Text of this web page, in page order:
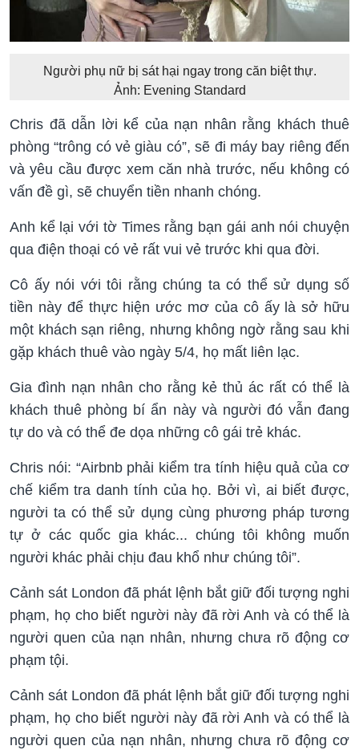
Người phụ nữ bị sát hại ngay trong căn biệt thự.
Ảnh: Evening Standard
Chris đã dẫn lời kể của nạn nhân rằng khách thuê
phòng “trông có vẻ giàu có”, sẽ đi máy bay riêng đến
và yêu cầu được xem căn nhà trước, nếu không có
vấn đề gì, sẽ chuyển tiền nhanh chóng.
Anh kể lại với tờ Times rằng bạn gái anh nói chuyện
qua điện thoại có vẻ rất vui vẻ trước khi qua đời.
Cô ấy nói với tôi rằng chúng ta có thể sử dụng số
tiền này để thực hiện ước mơ của cô ấy là sở hữu
một khách sạn riêng, nhưng không ngờ rằng sau khi
gặp khách thuê vào ngày 5/4, họ mất liên lạc.
Gia đình nạn nhân cho rằng kẻ thủ ác rất có thể là
khách thuê phòng bí ẩn này và người đó vẫn đang
tự do và có thể đe dọa những cô gái trẻ khác.
Chris nói: “Airbnb phải kiểm tra tính hiệu quả của cơ
chế kiểm tra danh tính của họ. Bởi vì, ai biết được,
người ta có thể sử dụng cùng phương pháp tương
tự ở các quốc gia khác... chúng tôi không muốn
người khác phải chịu đau khổ như chúng tôi”.
Cảnh sát London đã phát lệnh bắt giữ đối tượng nghi
phạm, họ cho biết người này đã rời Anh và có thể là
người quen của nạn nhân, nhưng chưa rõ động cơ
phạm tội.
Cảnh sát London đã phát lệnh bắt giữ đối tượng nghi
phạm, họ cho biết người này đã rời Anh và có thể là
người quen của nạn nhân, nhưng chưa rõ động cơ